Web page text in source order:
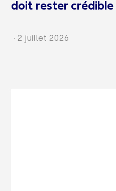
doit rester
· 2 juillet 2026